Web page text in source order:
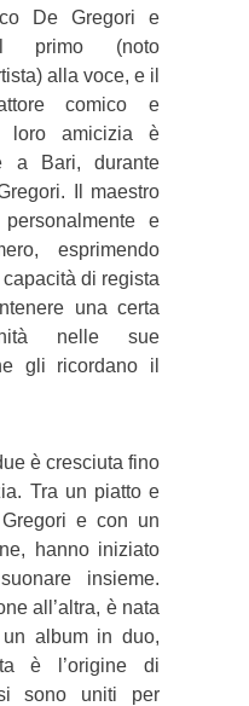
De Gregori e
primo (noto
alla voce, e il
comico e
loro amicizia è
a Bari, durante
Il maestro
e
esprimendo
di regista
una certa
nelle sue
gli ricordano il
è cresciuta fino
Tra un piatto e
e con un
hanno iniziato
insieme.
all’altra, è nata
album in duo,
è l’origine di
sono uniti per